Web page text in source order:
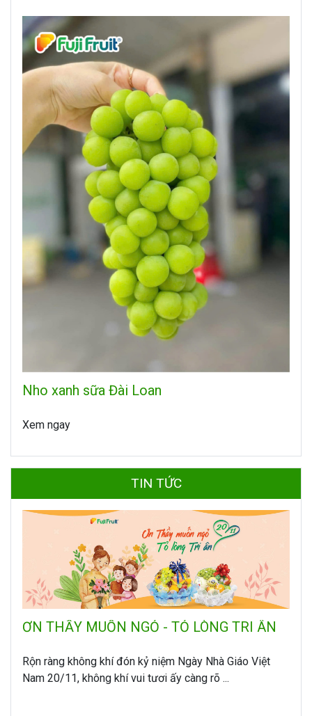
Nho xanh sữa Đài Loan
Xem ngay
TIN TỨC
ƠN THẦY MUỐN NGỎ - TỎ LÒNG TRI ÂN
Rộn ràng không khí đón kỷ niệm Ngày Nhà Giáo Việt
Nam 20/11, không khí vui tươi ấy càng rõ ...